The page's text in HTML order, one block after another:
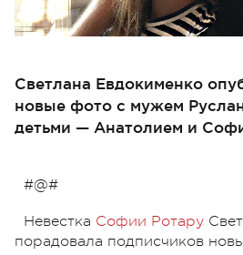
Светлана Евдокименко
новые фото с мужем
детьми — Анатолием и
#@#
Невестка Софии Ротару
порадовала подписчиков